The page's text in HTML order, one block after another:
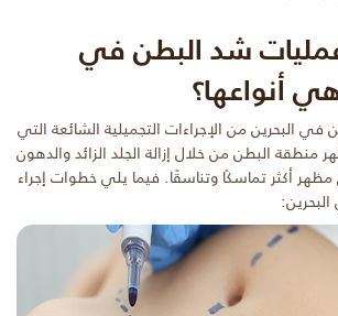
عمليات شد البطن في
أنواعها؟
البحرين من الإجراءات التجميلية الشائعة التي
البطن من خلال إزالة الجلد الزائد والدهون
أكثر تماسكًا وتناسقًا. فيما يلي خطوات إجراء